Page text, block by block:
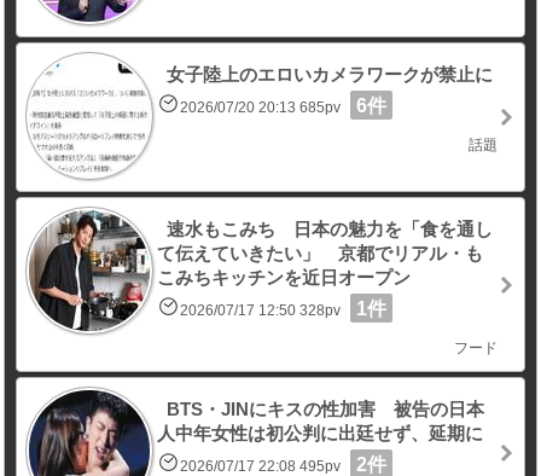
女子陸上のエロいカメラワークが禁止に
2026/07/20 20:13 685pv 6件
話題
速水もこみち 日本の魅力を「食を通し
て伝えていきたい」 京都でリアル・も
こみちキッチンを近日オープン
2026/07/17 12:50 328pv 1件
フード
BTS・JINにキスの性加害 被告の日本
人中年女性は初公判に出廷せず、延期に
2026/07/17 22:08 495pv 2件